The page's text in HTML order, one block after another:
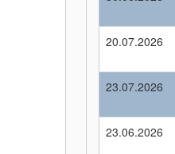
20.07.2026
23.07.2026
23.06.2026